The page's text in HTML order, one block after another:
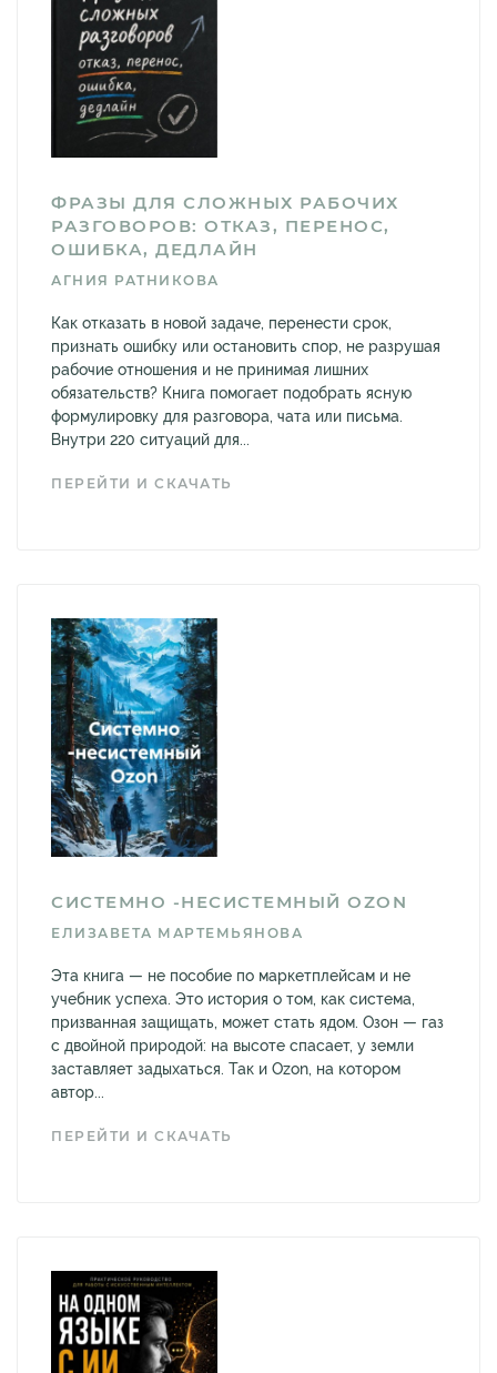
ФРАЗЫ ДЛЯ СЛОЖНЫХ РАБОЧИХ
РАЗГОВОРОВ: ОТКАЗ, ПЕРЕНОС,
ОШИБКА, ДЕДЛАЙН
АГНИЯ РАТНИКОВА
Как отказать в новой задаче, перенести срок,
признать ошибку или остановить спор, не разрушая
рабочие отношения и не принимая лишних
обязательств? Книга помогает подобрать ясную
формулировку для разговора, чата или письма.
Внутри 220 ситуаций для...
ПЕРЕЙТИ И СКАЧАТЬ
СИСТЕМНО -НЕСИСТЕМНЫЙ OZON
ЕЛИЗАВЕТА МАРТЕМЬЯНОВА
Эта книга — не пособие по маркетплейсам и не
учебник успеха. Это история о том, как система,
призванная защищать, может стать ядом. Озон — газ
с двойной природой: на высоте спасает, у земли
заставляет задыхаться. Так и Ozon, на котором
автор...
ПЕРЕЙТИ И СКАЧАТЬ